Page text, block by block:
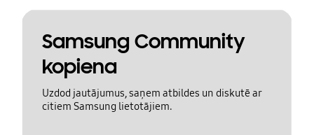
Samsung Community
kopiena
Uzdod jautājumus, saņem atbildes un diskutē ar
citiem Samsung lietotājiem.